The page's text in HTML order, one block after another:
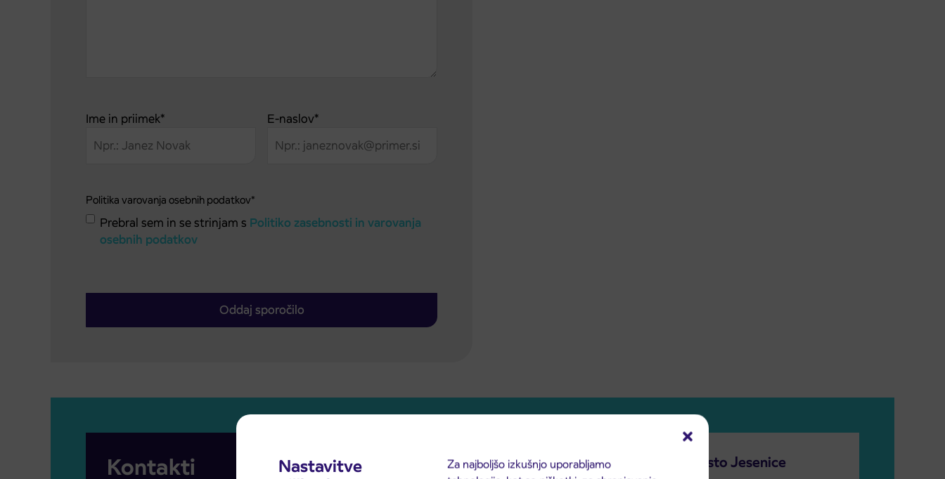
Nastavitve
Za najboljšo izkušnjo uporabljamo
Ime in priimek* E-naslov*
Politika varovanja osebnih podatkov*
Prebral sem in se strinjam s Politiko zasebnosti in varovanja
osebnih podatkov
Kontakti Prodajno mesto Domžale Prodajno mesto Jesenice